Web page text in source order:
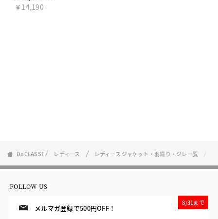
￥14,190
DoCLASSE レディース レディース ジャケット・羽織り・ジレ一覧
FOLLOW US
メルマガ登録で500円OFF！
8/31まで